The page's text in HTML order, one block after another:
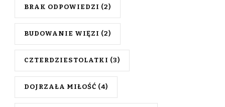
BRAK ODPOWIEDZI (2)
BUDOWANIE WIĘZI (2)
CZTERDZIESTOLATKI (3)
DOJRZAŁA MIŁOŚĆ (4)